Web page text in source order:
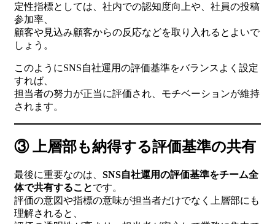
定性指標としては、社内での認知度向上や、社員の投稿
参加率、
顧客や見込み顧客からの反応などを取り入れるとよいで
しょう。
このようにSNS自社運用の評価基準をバランスよく設定
すれば、
担当者の努力が正当に評価され、モチベーションが維持
されます。
③ 上層部も納得する評価基準の共有
最後に重要なのは、 SNS自社運用の評価基準をチーム全
体で共有することです。
評価の意図や指標の意味が担当者だけでなく上層部にも
理解されると、